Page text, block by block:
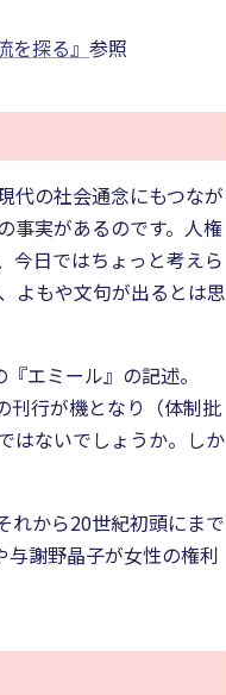
探る』 参照
代の社会通念にもつなが
事実があるのです。人権
今日ではちょっと考えら
よもや文句が出るとは思
エミール』の記述。
刊行が機となり（体制批
はないでしょうか。しか
れから20世紀初頭にまで
謝野晶子が女性の権利